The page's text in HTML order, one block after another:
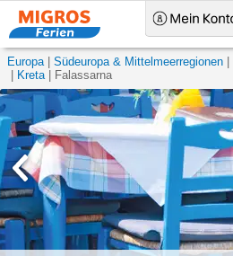
Europa Südeuropa & Mittelmeerregionen
Kreta
Falassarna